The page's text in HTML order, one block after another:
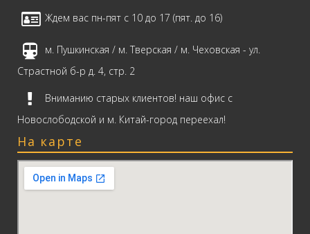
Ждем вас пн-пят с 10 до 17 (пят. до 16)
м. Пушкинская / м. Тверская / м. Чеховская - ул.
Страстной б-р д. 4, стр. 2
Вниманию старых клиентов! наш офис с
Новослободской и м. Китай-город переехал!
На карте